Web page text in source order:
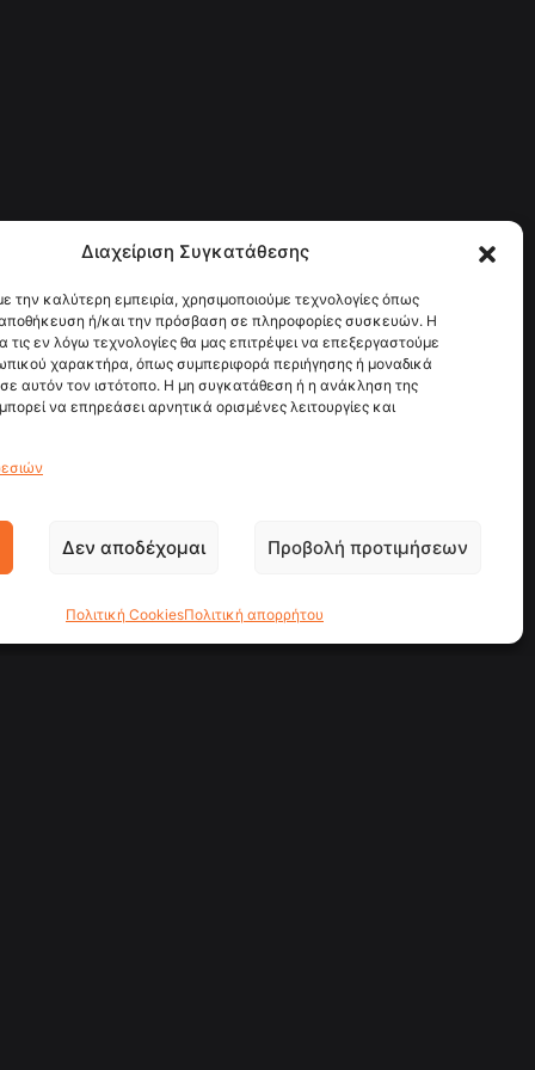
Διαχείριση Συγκατάθεσης
την καλύτερη εμπειρία, χρησιμοποιούμε τεχνολογίες όπως
ή/και την πρόσβαση σε πληροφορίες συσκευών. Η
τις εν λόγω τεχνολογίες θα μας επιτρέψει να επεξεργαστούμε
χαρακτήρα, όπως συμπεριφορά περιήγησης ή μοναδικά
αυτόν τον ιστότοπο. Η μη συγκατάθεση ή η ανάκληση της
να επηρεάσει αρνητικά ορισμένες λειτουργίες και
Δεν αποδέχομαι Προβολή προτιμήσεων
Πολιτική CookiesΠολιτική απορρήτου